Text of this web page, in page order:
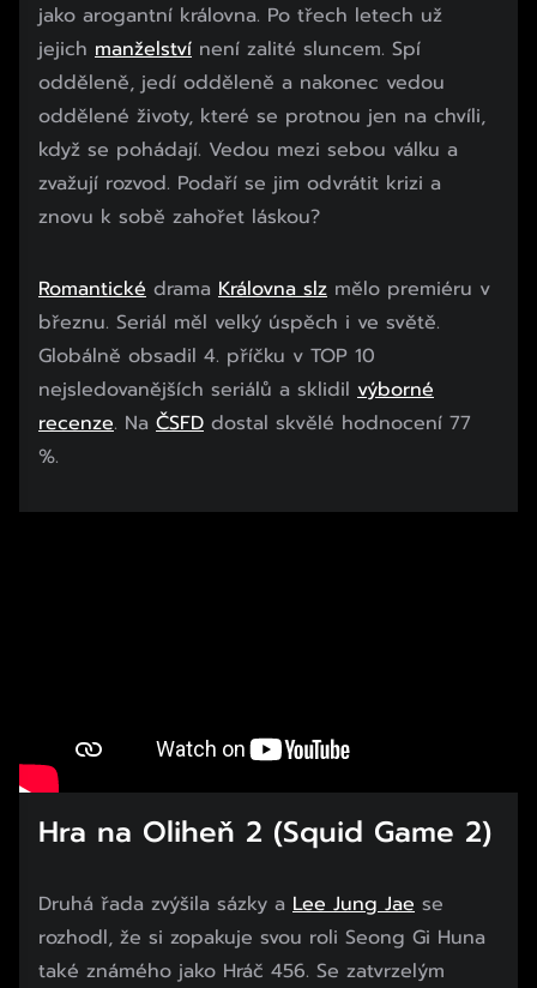
jako arogantní královna. Po třech letech už
jejich manželství není zalité sluncem. Spí
odděleně, jedí odděleně a nakonec vedou
oddělené životy, které se protnou jen na chvíli,
když se pohádají. Vedou mezi sebou válku a
zvažují rozvod. Podaří se jim odvrátit krizi a
znovu k sobě zahořet láskou?
Romantické drama Královna slz mělo premiéru v
březnu. Seriál měl velký úspěch i ve světě.
Globálně obsadil 4. příčku v TOP 10
nejsledovanějších seriálů a sklidil výborné
recenze. Na ČSFD dostal skvělé hodnocení 77
%.
Hra na Oliheň 2 (Squid Game 2)
Druhá řada zvýšila sázky a Lee Jung Jae se
rozhodl, že si zopakuje svou roli Seong Gi Huna
také známého jako Hráč 456. Se zatvrzelým